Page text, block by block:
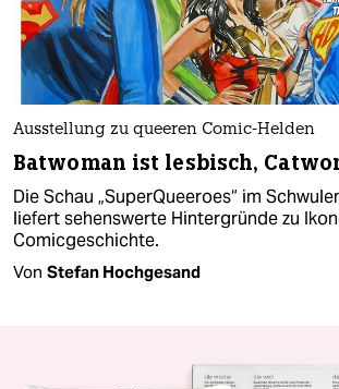
Ausstellung zu queeren Comic-Helden
Batwoman ist lesbisch,
Die Schau „SuperQueeroes“ im
liefert sehenswerte Hintergründe zu
Comicgeschichte.
Von Stefan Hochgesand